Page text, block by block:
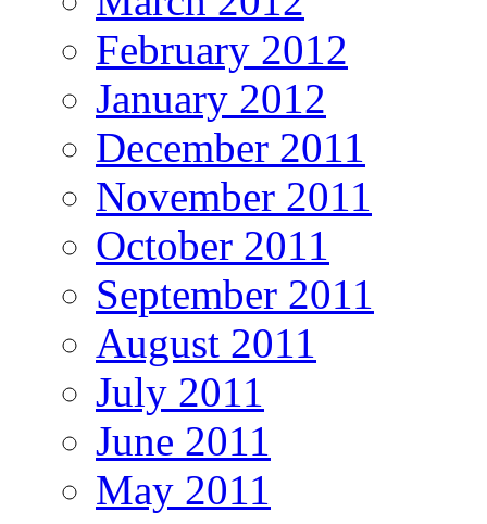
February 2012
January 2012
December 2011
November 2011
October 2011
September 2011
August 2011
July 2011
June 2011
May 2011